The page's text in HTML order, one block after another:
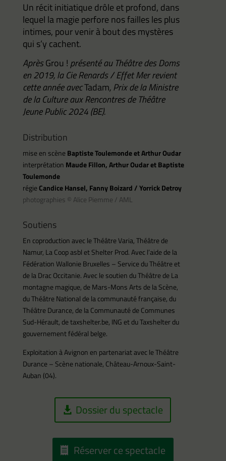
Un récit initiatique drôle et profond, dans
lequel la magie perfore nos failles les plus
intimes, pour venir à bout des mystères
qui s’y cachent.
AprèsGrou ! présenté au Théâtre des Doms
en 2019, la Cie Renards / Effet Mer revient
cette année avecTadam, Prix de la Ministre
de la Culture aux Rencontres de Théâtre
Jeune Public 2024 (BE).
Distribution
mise en scèneBaptiste Toulemonde et Arthur Oudar
interprétation Maude Fillon, Arthur Oudar et Baptiste
Toulemonde
régieCandice Hansel, Fanny Boizard / Yorrick Detroy
photographies © Alice Piemme / AML
Soutiens
En coproduction avec le Théâtre Varia, Théâtre de
Namur, La Coop asbl et Shelter Prod. Avec l’aide de la
Fédération Wallonie Bruxelles – Service du Théâtre et
de la Drac Occitanie. Avec le soutien du Théâtre de La
montagne magique, de Mars-Mons Arts de la Scène,
du Théâtre National de la communauté française, du
Théâtre Durance, de la Communauté de Communes
Sud-Hérault, de taxshelter.be, ING et du Taxshelter du
gouvernement fédéral belge.
Exploitation à Avignon en partenariat avec le Théâtre
Durance – Scène nationale, Château-Arnoux-Saint-
Auban (04).
Dossier du spectacle
Réserver ce spectacle